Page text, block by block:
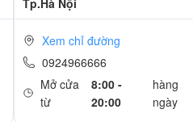
Tp.Hà Nội
Xem chỉ đường
0924966666
Mở cửa
từ
8:00 -
20:00
hàng
ngày